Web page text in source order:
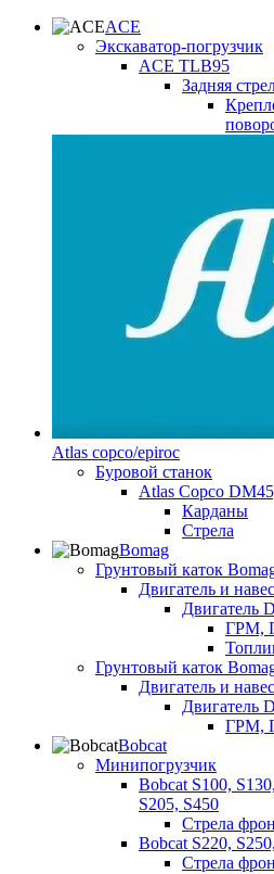
ACE
Экскаватор-погрузчик
ACE TLB95
Задняя
Atlas copco/epiroc
Буровой станок
Atlas Copco
Карданы
Стрела
Bomag
Грунтовый каток
Двигатель и
Двигатель
ГРМ,
Грунтовый каток
Двигатель и
Двигатель
ГРМ,
Bobcat
Минипогрузчик
Bobcat S100,
S205, S450
Стрела
Bobcat S220,
Стрела